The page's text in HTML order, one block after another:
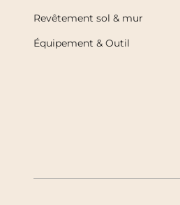
Revêtement sol & mur
Équipement & Outil